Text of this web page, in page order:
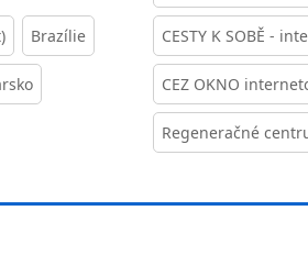
Brazílie CESTY K SOBĚ -
CEZ OKNO
Regeneračné